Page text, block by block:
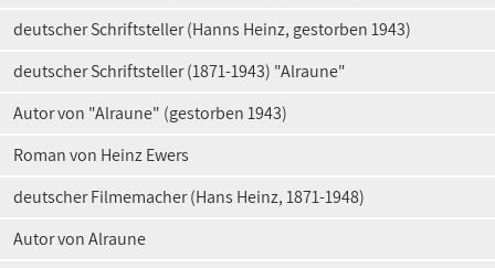
deutscher Schriftsteller (Hanns Heinz, gestorben 1943)
deutscher Schriftsteller (1871-1943) "Alraune"
Autor von "Alraune" (gestorben 1943)
Roman von Heinz Ewers
deutscher Filmemacher (Hans Heinz, 1871-1948)
Autor von Alraune